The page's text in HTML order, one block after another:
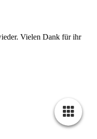
Vielen Dank für ihr